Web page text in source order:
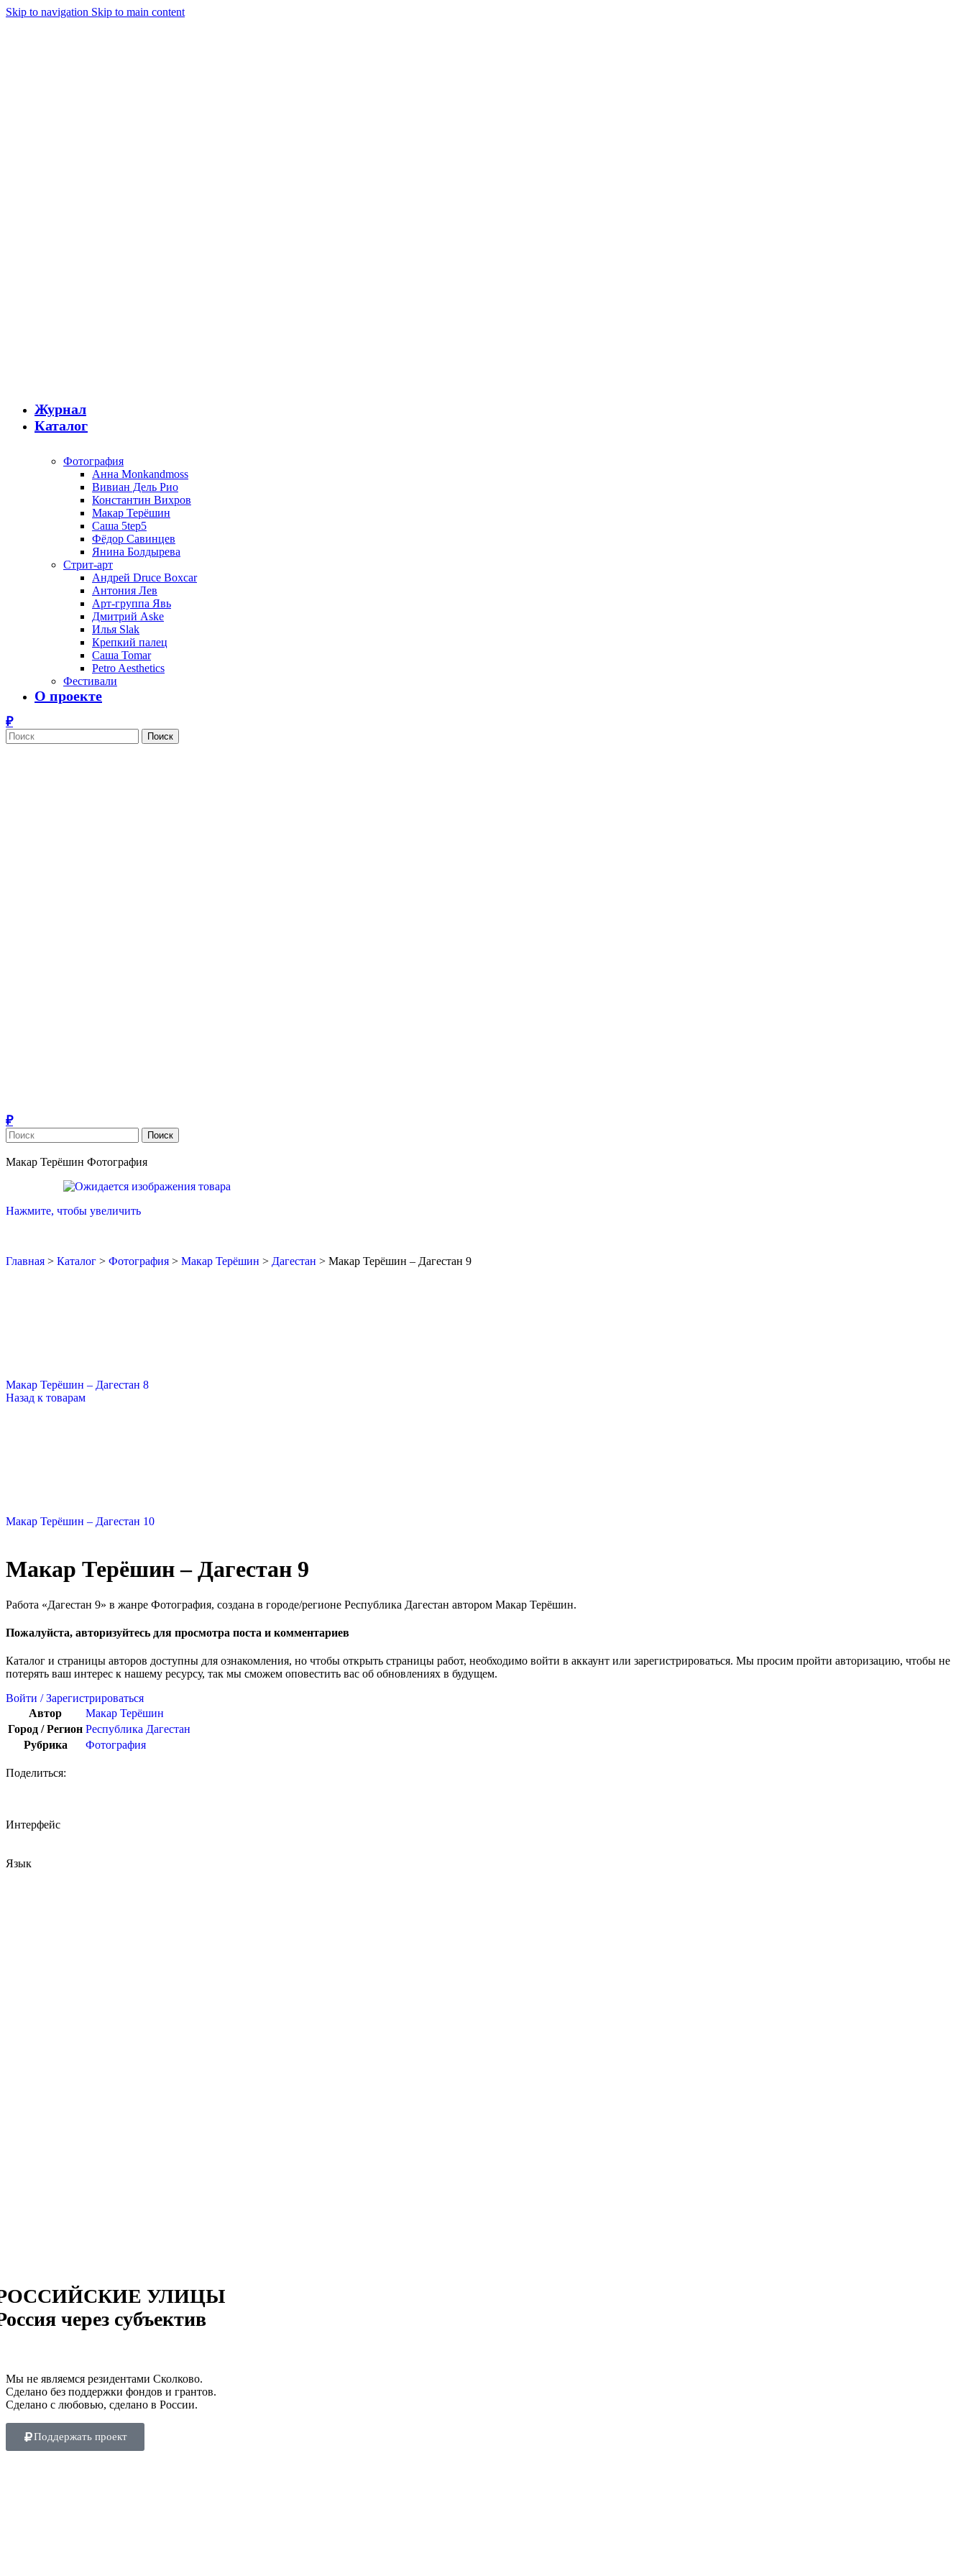
Skip to navigation Skip to main content
Журнал
Каталог
Фотография
Анна Monkandmoss
Вивиан Дель Рио
Константин Вихров
Макар Терёшин
Саша 5tep5
Фёдор Савинцев
Янина Болдырева
Стрит-арт
Андрей Druce Boxcar
Антония Лев
Арт-группа Явь
Дмитрий Aske
Илья Slak
Крепкий палец
Саша Tomar
Petro Aesthetics
Фестивали
О проекте
Поиск
Поиск
Макар Терёшин Фотография
Нажмите, чтобы увеличить
Главная > Каталог > Фотография > Макар Терёшин > Дагестан > Макар Терёшин – Дагестан 9
Макар Терёшин – Дагестан 8
Назад к товарам
Макар Терёшин – Дагестан 10
Макар Терёшин – Дагестан 9
Работа «Дагестан 9» в жанре Фотография, создана в городе/регионе Республика Дагестан автором Макар Терёшин.
Пожалуйста, авторизуйтесь для просмотра поста и комментариев
Каталог и страницы авторов доступны для ознакомления, но чтобы открыть страницы работ, необходимо войти в аккаунт или зарегистрироваться. Мы просим пройти авторизацию, чтобы не
потерять ваш интерес к нашему ресурсу, так мы сможем оповестить вас об обновлениях в будущем.
Войти / Зарегистрироваться
Автор
Макар Терёшин
Город / Регион Республика Дагестан
Рубрика
Фотография
Поделиться:
Интерфейс
Язык
УЛИЦЫ
через субъектив
Мы не являемся резидентами Сколково.
Сделано без поддержки фондов и грантов.
Сделано с любовью, сделано в России.
Поддержать проект